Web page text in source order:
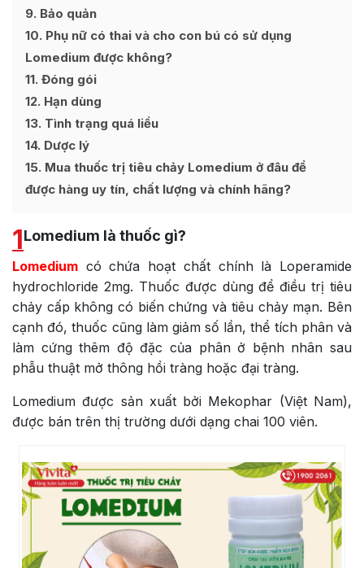
9 Bảo quản
10 Phụ nữ có thai và cho con bú có sử dụng
Lomedium được không?
11 Đóng gói
12 Hạn dùng
13 Tình trạng quá liều
14 Dược lý
15 Mua thuốc trị tiêu chảy Lomedium ở đâu để
được hàng uy tín, chất lượng và chính hãng?
1Lomedium là thuốc gì?
Lomedium có chứa hoạt chất chính là Loperamide
hydrochloride 2mg. Thuốc được dùng để điều trị tiêu
chảy cấp không có biến chứng và tiêu chảy mạn. Bên
cạnh đó, thuốc cũng làm giảm số lần, thể tích phân và
làm cứng thêm độ đặc của phân ở bệnh nhân sau
phẫu thuật mở thông hồi tràng hoặc đại tràng.
Lomedium được sản xuất bởi Mekophar (Việt Nam),
được bán trên thị trường dưới dạng chai 100 viên.